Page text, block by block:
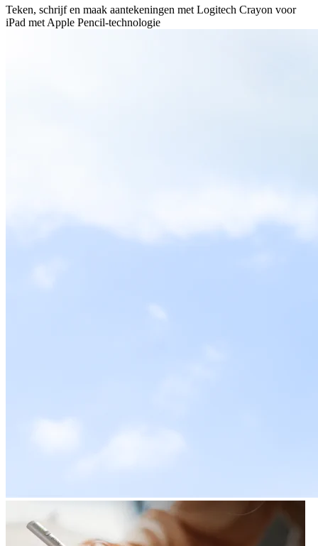
Teken, schrijf en maak aantekeningen met Logitech Crayon voor
iPad met Apple Pencil-technologie